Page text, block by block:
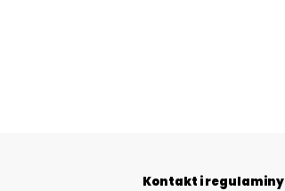
Kontakt i regulaminy